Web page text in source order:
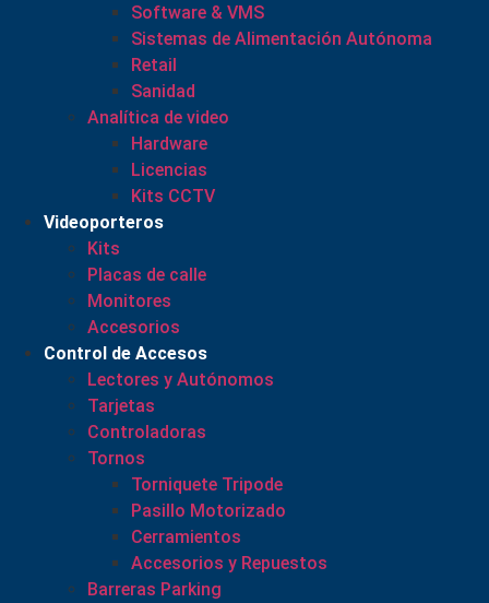
Software & VMS
Sistemas de Alimentación Autónoma
Retail
Sanidad
Analítica de video
Hardware
Licencias
Kits CCTV
Videoporteros
Kits
Placas de calle
Monitores
Accesorios
Control de Accesos
Lectores y Autónomos
Tarjetas
Controladoras
Tornos
Torniquete Tripode
Pasillo Motorizado
Cerramientos
Accesorios y Repuestos
Barreras Parking